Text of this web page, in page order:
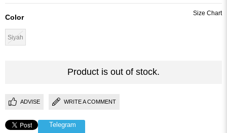
Color
Siyah
Product is out of stock.
ADVISE WRITE A COMMENT
Telegram